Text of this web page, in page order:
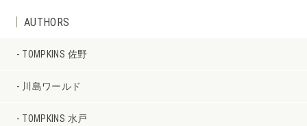
AUTHORS
TOMPKINS 佐野
川島ワールド
TOMPKINS 水戸